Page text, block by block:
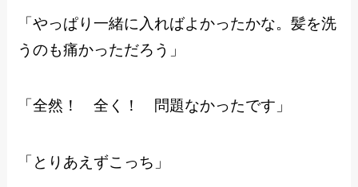
「やっぱり一緒に入ればよかったかな。髪を洗
うのも痛かっただろう」
「全然！ 全く！ 問題なかったです」
「とりあえずこっち」